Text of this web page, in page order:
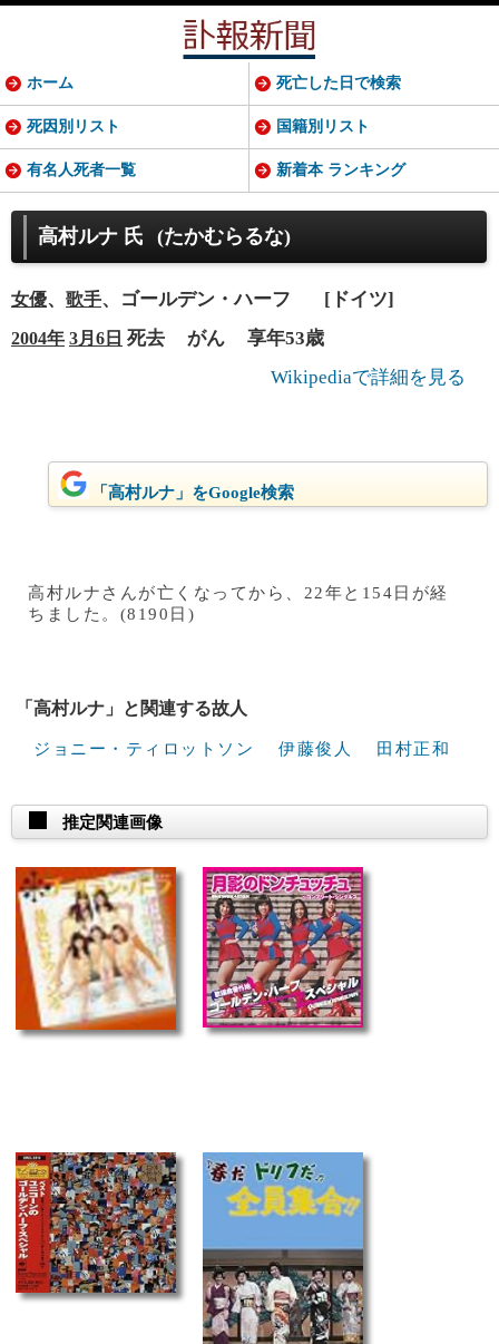
高村ルナ 氏 (たかむらるな)
女優、 歌手、ゴールデン・ハーフ [ドイツ]
2004年 3月6日 死去 がん
享年53歳
Wikipediaで詳細を見る
「高村ルナ」をGoogle検索
高村ルナさんが亡くなってから、22年と154日が経
ちました。(8190日)
「高村ルナ」と関連する故人
ジョニー・ティロットソン 伊藤俊人 田村正和
推定関連画像
ホーム 死亡した日で検索
死因別リスト 国籍別リスト
有名人死者一覧 新着本 ランキング